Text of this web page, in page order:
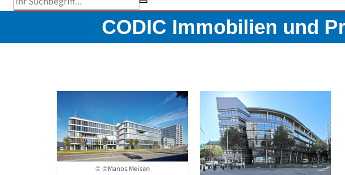
Suchbegriff eingeben
CODIC Immobilien und
© ©Manos Meisen